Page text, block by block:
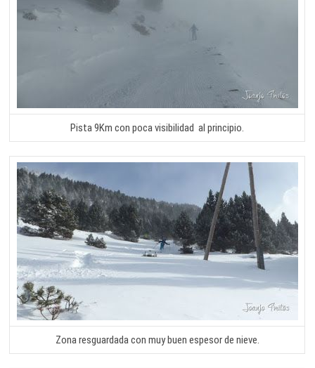
Pista 9Km con poca visibilidad al principio.
Zona resguardada con muy buen espesor de nieve.